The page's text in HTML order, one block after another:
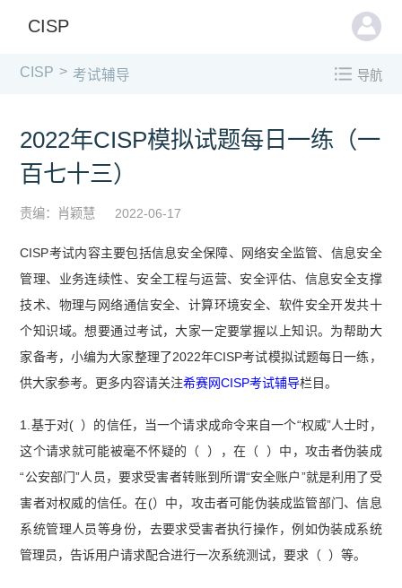
CISP
CISP > 考试辅导 导航
2022年CISP模拟试题每日一练（一
百七十三）
责编：肖颖慧 2022-06-17
CISP考试内容主要包括信息安全保障、网络安全监管、信息安全
管理、业务连续性、安全工程与运营、安全评估、信息安全支撑
技术、物理与网络通信安全、计算环境安全、软件安全开发共十
个知识域。想要通过考试，大家一定要掌握以上知识。为帮助大
家备考，小编为大家整理了2022年CISP考试模拟试题每日一练，
供大家参考。更多内容请关注希赛网CISP考试辅导栏目。
1.基于对( ）的信任，当一个请求成命令来自一个“权威”人士时，
这个请求就可能被毫不怀疑的（ ），在（ ）中，攻击者伪装成
“公安部门”人员，要求受害者转账到所谓“安全账户”就是利用了受
害者对权威的信任。在(）中，攻击者可能伪装成监管部门、信息
系统管理人员等身份，去要求受害者执行操作，例如伪装成系统
管理员，告诉用户请求配合进行一次系统测试，要求（ ）等。